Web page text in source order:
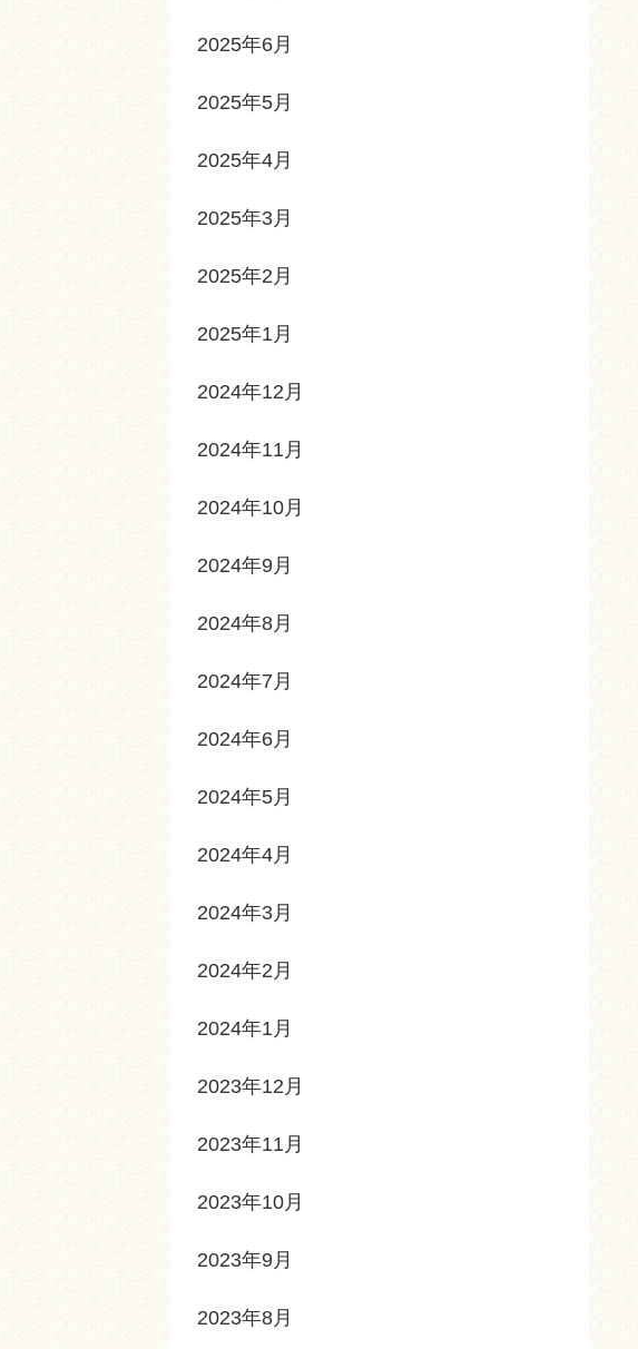
2025年6月
2025年5月
2025年4月
2025年3月
2025年2月
2025年1月
2024年12月
2024年11月
2024年10月
2024年9月
2024年8月
2024年7月
2024年6月
2024年5月
2024年4月
2024年3月
2024年2月
2024年1月
2023年12月
2023年11月
2023年10月
2023年9月
2023年8月